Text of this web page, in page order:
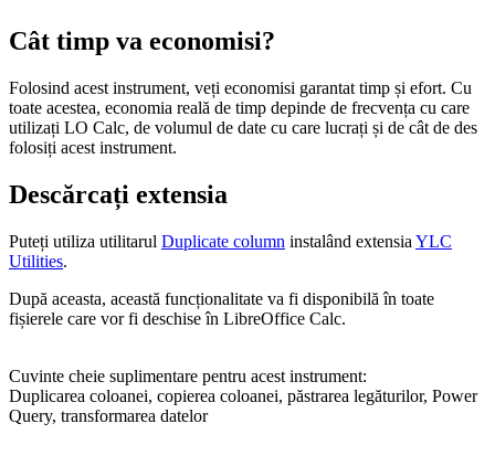
Cât timp va economisi?
Folosind acest instrument, veți economisi garantat timp și efort. Cu
toate acestea, economia reală de timp depinde de frecvența cu care
utilizați LO Calc, de volumul de date cu care lucrați și de cât de des
folosiți acest instrument.
Descărcați extensia
Puteți utiliza utilitarul Duplicate column instalând extensia YLC
Utilities.
După aceasta, această funcționalitate va fi disponibilă în toate
fișierele care vor fi deschise în LibreOffice Calc.
Cuvinte cheie suplimentare pentru acest instrument:
Duplicarea coloanei, copierea coloanei, păstrarea legăturilor, Power
Query, transformarea datelor